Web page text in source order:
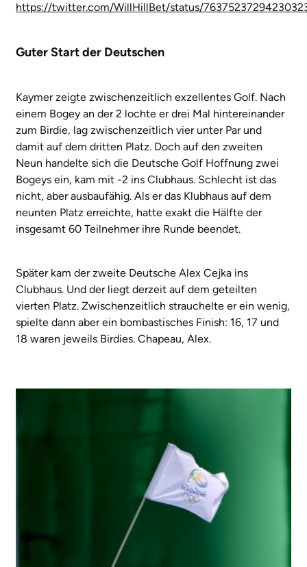
https://twitter.com/WillHillBet/status/
Guter Start der Deutschen
Kaymer zeigte zwischenzeitlich exzellentes Golf. Nach
einem Bogey an der 2 lochte er drei Mal hintereinander
zum Birdie, lag zwischenzeitlich vier unter Par und
damit auf dem dritten Platz. Doch auf den zweiten
Neun handelte sich die Deutsche Golf Hoffnung zwei
Bogeys ein, kam mit -2 ins Clubhaus. Schlecht ist das
nicht, aber ausbaufähig. Als er das Klubhaus auf dem
neunten Platz erreichte, hatte exakt die Hälfte der
insgesamt 60 Teilnehmer ihre Runde beendet.
Später kam der zweite Deutsche Alex Cejka ins
Clubhaus. Und der liegt derzeit auf dem geteilten
vierten Platz. Zwischenzeitlich strauchelte er ein wenig,
spielte dann aber ein bombastisches Finish: 16, 17 und
18 waren jeweils Birdies. Chapeau, Alex.